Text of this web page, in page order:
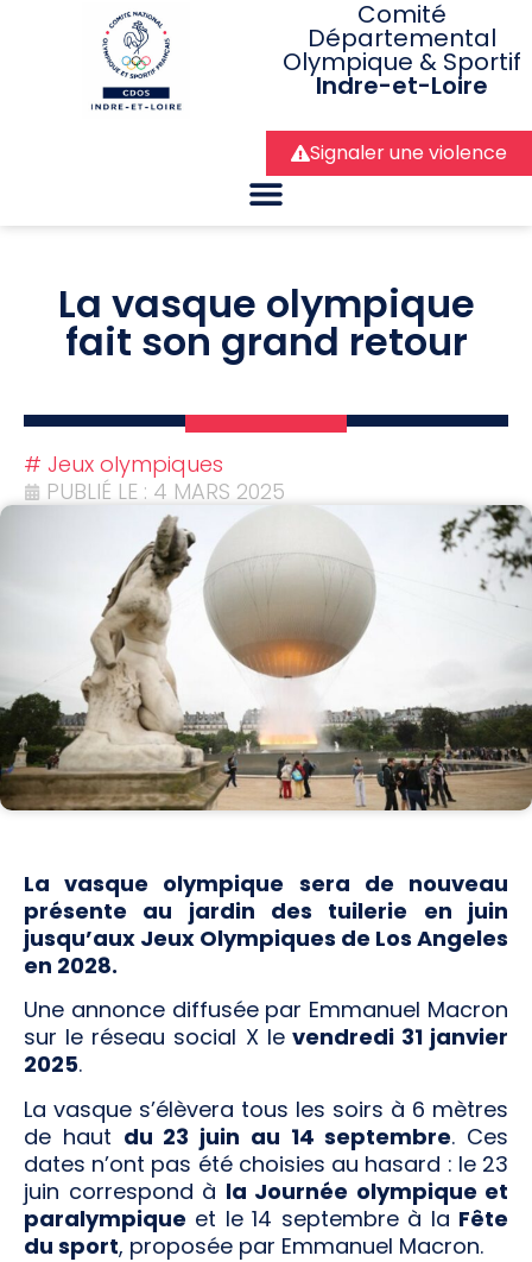
Comité
Départemental
Olympique & Sportif
Indre-et-Loire
Signaler une violence
La vasque olympique
fait son grand retour
# Jeux olympiques
PUBLIÉ LE : 4 MARS 2025
La vasque olympique sera de nouveau
présente au jardin des tuilerie en juin
jusqu’aux Jeux Olympiques de Los Angeles
en 2028.
Une annonce diffusée par Emmanuel Macron
sur le réseau social X levendredi 31 janvier
2025.
La vasque s’élèvera tous les soirs à 6 mètres
de haut du 23 juin au 14 septembre. Ces
dates n’ont pas été choisies au hasard : le 23
juin correspond à la Journée olympique et
paralympique et le 14 septembre à la Fête
du sport, proposée par Emmanuel Macron.